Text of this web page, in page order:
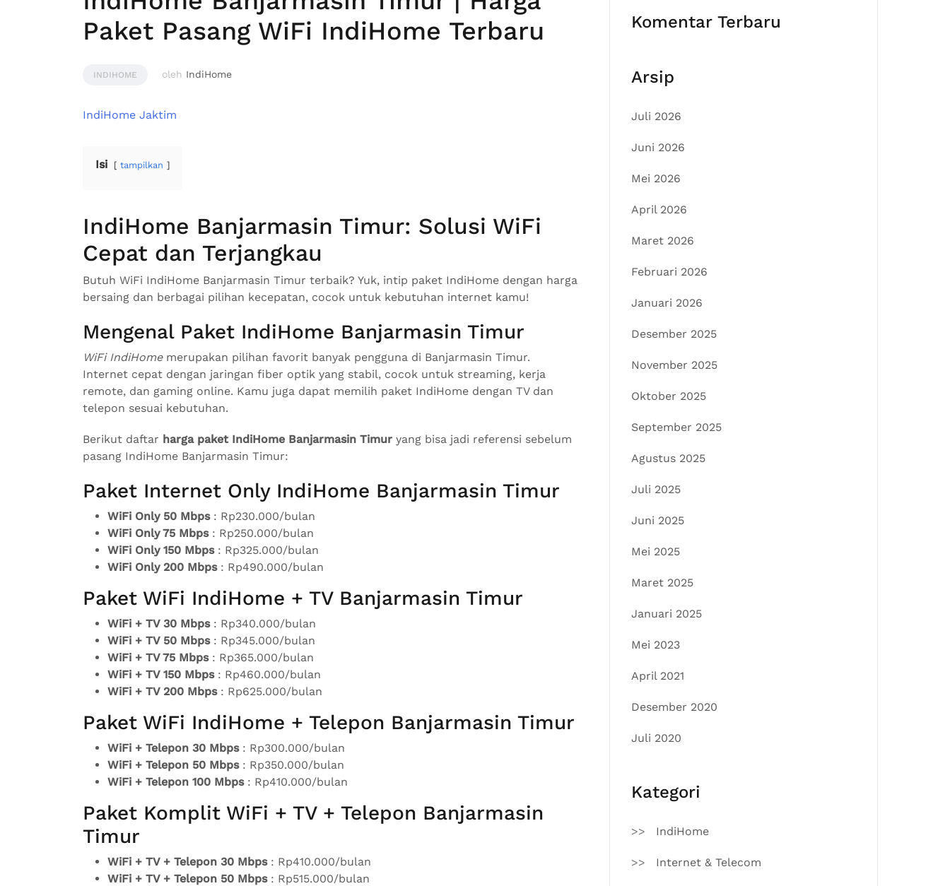
Paket Pasang WiFi IndiHome Terbaru
INDIHOME oleh IndiHome
IndiHome Jaktim
Isi tampilkan
IndiHome Banjarmasin Timur: Solusi WiFi
Cepat dan Terjangkau
Butuh WiFi IndiHome Banjarmasin Timur terbaik? Yuk, intip paket IndiHome dengan harga
bersaing dan berbagai pilihan kecepatan, cocok untuk kebutuhan internet kamu!
Mengenal Paket IndiHome Banjarmasin Timur
WiFi IndiHomemerupakan pilihan favorit banyak pengguna di Banjarmasin Timur.
Internet cepat dengan jaringan fiber optik yang stabil, cocok untuk streaming, kerja
remote, dan gaming online. Kamu juga dapat memilih paket IndiHome dengan TV dan
telepon sesuai kebutuhan.
Berikut daftar harga paket IndiHome Banjarmasin Timur yang bisa jadi referensi sebelum
pasang IndiHome Banjarmasin Timur:
Paket Internet Only IndiHome Banjarmasin Timur
WiFi Only 50 Mbps: Rp230.000/bulan
WiFi Only 75 Mbps: Rp250.000/bulan
WiFi Only 150 Mbps: Rp325.000/bulan
WiFi Only 200 Mbps: Rp490.000/bulan
Paket WiFi IndiHome + TV Banjarmasin Timur
WiFi + TV 30 Mbps: Rp340.000/bulan
WiFi + TV 50 Mbps: Rp345.000/bulan
WiFi + TV 75 Mbps: Rp365.000/bulan
WiFi + TV 150 Mbps: Rp460.000/bulan
WiFi + TV 200 Mbps: Rp625.000/bulan
Paket WiFi IndiHome + Telepon Banjarmasin Timur
WiFi + Telepon 30 Mbps: Rp300.000/bulan
WiFi + Telepon 50 Mbps: Rp350.000/bulan
WiFi + Telepon 100 Mbps: Rp410.000/bulan
Paket Komplit WiFi + TV + Telepon Banjarmasin
Timur
WiFi + TV + Telepon 30 Mbps: Rp410.000/bulan
WiFi + TV + Telepon 50 Mbps: Rp515.000/bulan
Komentar Terbaru
Arsip
Juli 2026
Juni 2026
Mei 2026
April 2026
Maret 2026
Februari 2026
Januari 2026
Desember 2025
November 2025
Oktober 2025
September 2025
Agustus 2025
Juli 2025
Juni 2025
Mei 2025
Maret 2025
Januari 2025
Mei 2023
April 2021
Desember 2020
Juli 2020
Kategori
IndiHome
Internet & Telecom